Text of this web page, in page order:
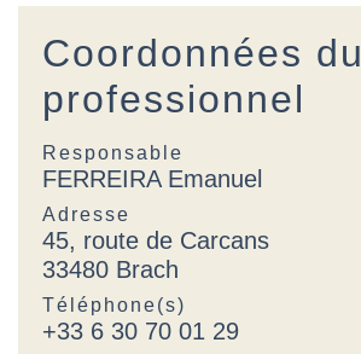
Coordonnées du
professionnel
Responsable
FERREIRA Emanuel
Adresse
45, route de Carcans
33480 Brach
Téléphone(s)
+33 6 30 70 01 29